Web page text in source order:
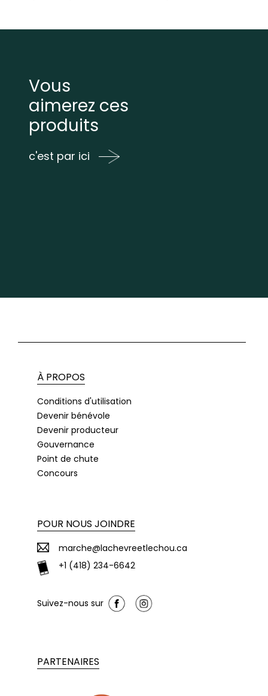
Vous
aimerez ces
produits
c'est par ici
À PROPOS
Conditions d'utilisation
Devenir bénévole
Devenir producteur
Gouvernance
Point de chute
Concours
POUR NOUS JOINDRE
marche@lachevreetlechou.ca
+1 (418) 234-6642
Suivez-nous sur
PARTENAIRES